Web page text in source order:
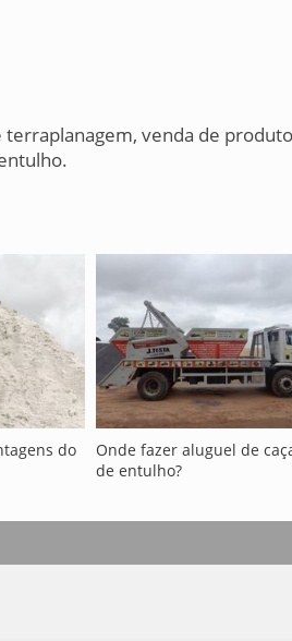
venda de
do
Onde fazer aluguel de
de entulho?